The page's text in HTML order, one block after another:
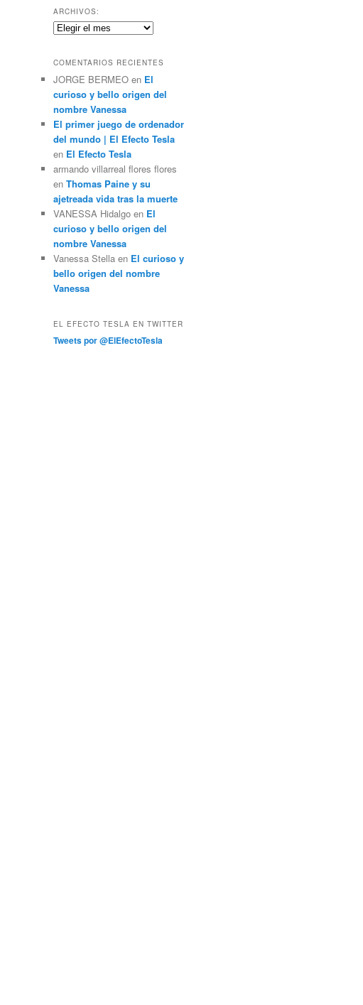
c
a
r
ARCHIVOS:
Archivos:
COMENTARIOS RECIENTES
JORGE BERMEO en El
curioso y bello origen del
nombre Vanessa
El primer juego de ordenador
del mundo | El Efecto Tesla
en El Efecto Tesla
armando villarreal flores flores
en Thomas Paine y su
ajetreada vida tras la muerte
VANESSA Hidalgo en El
curioso y bello origen del
nombre Vanessa
Vanessa Stella en El curioso y
bello origen del nombre
Vanessa
EL EFECTO TESLA EN TWITTER
Tweets por @ElEfectoTesla